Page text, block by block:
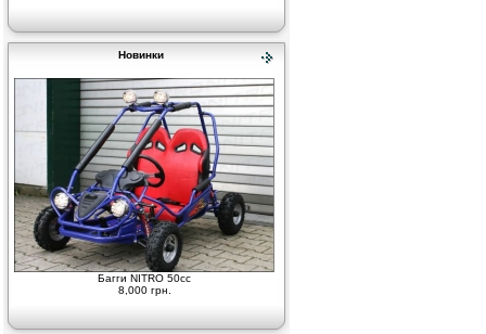
Новинки
Багги NITRO 50cc
8,000 грн.